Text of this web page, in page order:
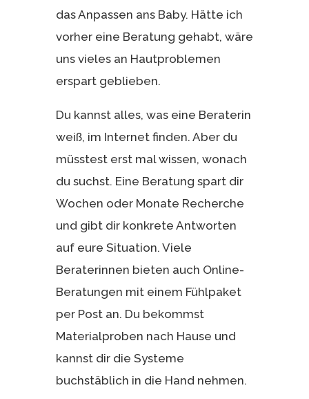
das Anpassen ans Baby. Hätte ich
vorher eine Beratung gehabt, wäre
uns vieles an Hautproblemen
erspart geblieben.
Du kannst alles, was eine Beraterin
weiß, im Internet finden. Aber du
müsstest erst mal wissen, wonach
du suchst. Eine Beratung spart dir
Wochen oder Monate Recherche
und gibt dir konkrete Antworten
auf eure Situation. Viele
Beraterinnen bieten auch Online-
Beratungen mit einem Fühlpaket
per Post an. Du bekommst
Materialproben nach Hause und
kannst dir die Systeme
buchstäblich in die Hand nehmen.